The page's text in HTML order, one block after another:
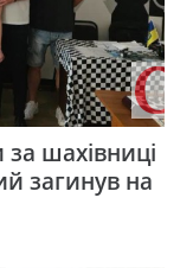
за шахівниці
загинув на